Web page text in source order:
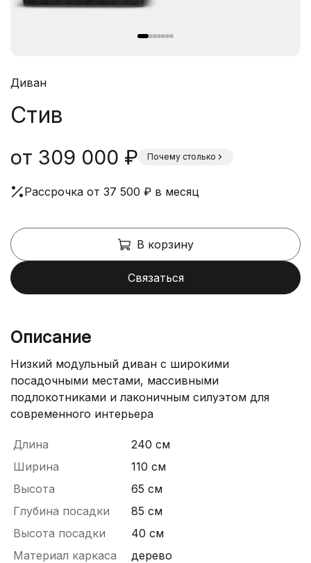
Диван
Стив
от 309 000 ₽ Почему столько
Рассрочка от 37 500 ₽ в месяц
В корзину
Связаться
Описание
Низкий модульный диван с широкими
посадочными местами, массивными
подлокотниками и лаконичным силуэтом для
современного интерьера
Длина
240 см
Ширина
110 см
Высота
65 см
Глубина посадки
85 см
Высота посадки
40 см
Материал каркаса
дерево